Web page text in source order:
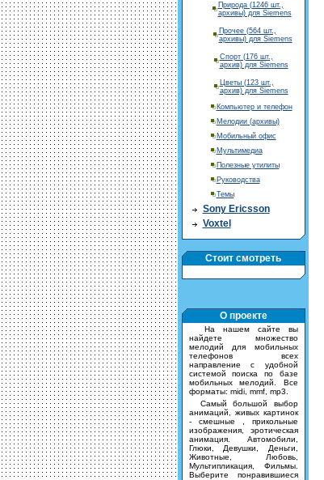
Природа (1246 шт.,
архивы) для Siemens
Прочее (564 шт.,
архивы) для Siemens
Спорт (176 шт.,
архив) для Siemens
Цветы (123 шт.,
архив) для Siemens
Компьютер и телефон
Мелодии (архивы)
Мобильный офис
Мультимедиа
Полезные утилиты
Руководства
Темы
Sony Ericsson
Voxtel
Стоит смотреть
О проекте
На нашем сайте вы
найдете множество
мелодий для мобильных
телефонов всех
направление с удобной
системой поиска по базе
мобильных мелодий. Все
форматы: midi, mmf, mp3.
Самый большой выбор
анимаций, живых картинок
- смешные , прикольные
изображения, эротическая
анимация. Автомобили,
Глюки, Девушки, Деньги,
Животные, Любовь,
Мультипликация, Фильмы.
Выберите понравившиеся